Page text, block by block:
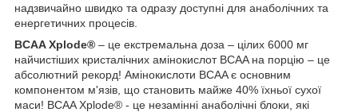
надзвичайно швидко та одразу доступні для анаболічних та
енергетичних процесів.
BCAA Xplode® – це екстремальна доза – цілих 6000 мг
найчистіших кристалічних амінокислот BCAA на порцію – це
абсолютний рекорд! Амінокислоти BCAA є основним
компонентом м'язів, що становить майже 40% їхньої сухої
маси! BCAA Xplode® - це незамінні анаболічні блоки, які